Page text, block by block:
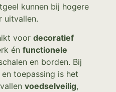
kunnen bij hogere
uitvallen.
voor decoratief
én functionele
en borden. Bij
toepassing is het
voedselveilig,